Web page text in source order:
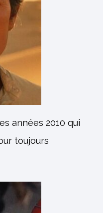
années 2010 qui
toujours